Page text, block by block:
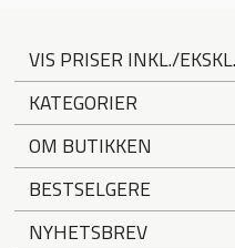
VIS PRISER INKL./
KATEGORIER
OM BUTIKKEN
BESTSELGERE
NYHETSBREV